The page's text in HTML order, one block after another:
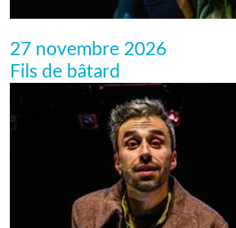
27 novembre 2026
Fils de bâtard